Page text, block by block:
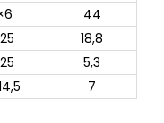
44
18,8
5,3
7